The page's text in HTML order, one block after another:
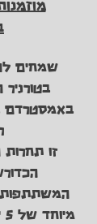
שמחים
באמסטרדם
זו
המשתתפות